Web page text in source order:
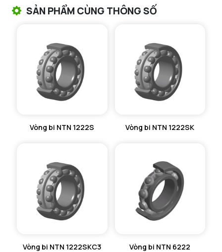
VÒNG BI KIM NTN
VÒNG BI CHẶN TRỤC NTN
VÒNG BI LĂN TRỤ ĐẨY NTN
GỐI ĐỠ 2 NỬA NTN
MÁY GIA NHIỆT NTN
SẢN PHẨM CÙNG THÔNG SỐ
Vòng bi NTN 1222S Vòng bi NTN 1222SK
Vòng bi NTN 1222SKC3 Vòng bi NTN 6222